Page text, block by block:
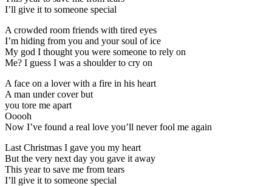
I’ll give it to someone special
A crowded room friends with tired eyes
I’m hiding from you and your soul of ice
My god I thought you were someone to rely on
Me? I guess I was a shoulder to cry on
A face on a lover with a fire in his heart
A man under cover but
you tore me apart
Ooooh
Now I’ve found a real love you’ll never fool me again
Last Christmas I gave you my heart
But the very next day you gave it away
This year to save me from tears
I’ll give it to someone special